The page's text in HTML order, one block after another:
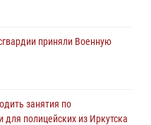
родственникам
приняли Военную
занятия по
полицейских из Иркутска